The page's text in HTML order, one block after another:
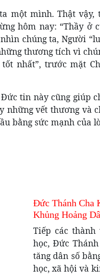
một mình. Thật
hôm nay: “Thầy ở
chúng ta, Người
thương tích vì
nhất”, trước mặt
tin này cũng giúp
những vết thương và
bằng sức mạnh của
Đức Thánh Cha
Khủng Hoảng
Tiếp các
học, Đức
tăng dân số
học, xã hội và